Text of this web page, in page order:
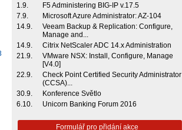
1.9.
F5 Administering BIG-IP v.17.5
7.9.
Microsoft Azure Administrator: AZ-104
14.9.
Veeam Backup & Replication: Configure,
Manage and...
14.9.
Citrix NetScaler ADC 14.x Administration
21.9.
VMware NSX: Install, Configure, Manage
[V4.0]
22.9.
Check Point Certified Security Administrator
(CCSA)...
30.9.
Konference Světlo
6.10.
Unicorn Banking Forum 2016
Formulář pro přidání akce